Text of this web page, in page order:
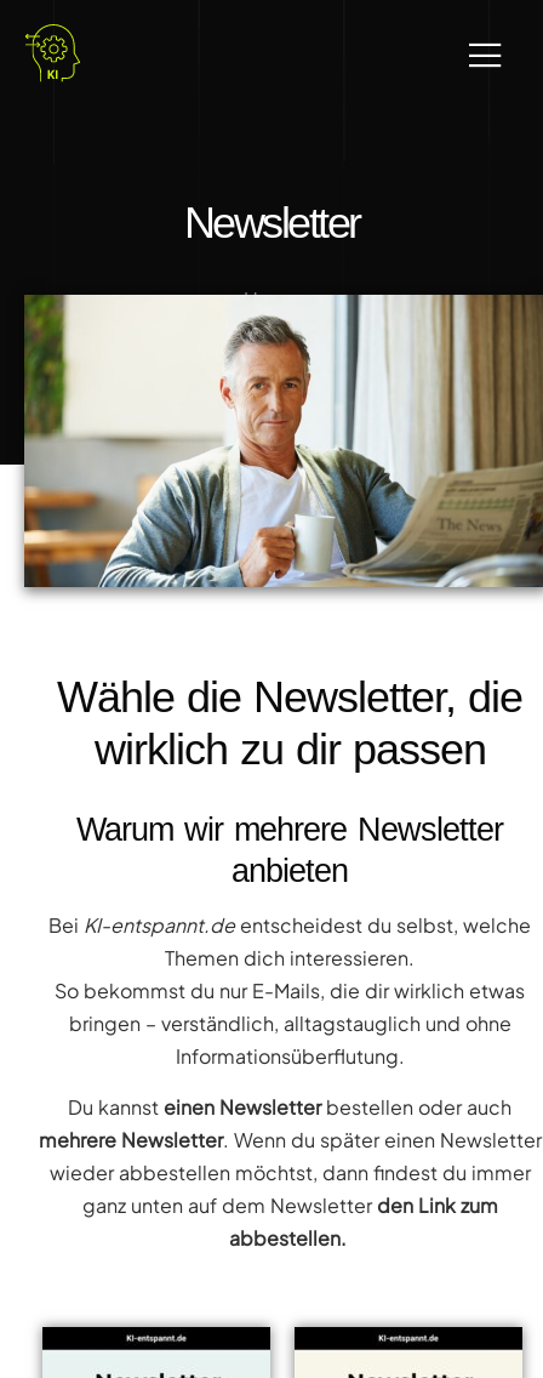
Newsletter
Home
Wähle die Newsletter, die
wirklich zu dir passen
Warum wir mehrere Newsletter
anbieten
Bei KI-entspannt.deentscheidest du selbst, welche
Themen dich interessieren.
So bekommst du nur E-Mails, die dir wirklich etwas
bringen – verständlich, alltagstauglich und ohne
Informationsüberflutung.
Du kannst einen Newsletterbestellen oder auch
mehrere Newsletter. Wenn du später einen Newsletter
wieder abbestellen möchtst, dann findest du immer
ganz unten auf dem Newsletterden Link zum
abbestellen.